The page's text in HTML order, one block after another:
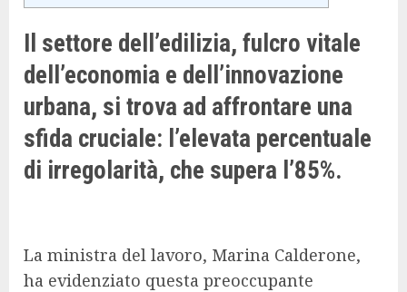
Il settore dell’edilizia, fulcro vitale
dell’economia e dell’innovazione
urbana, si trova ad affrontare una
sfida cruciale: l’elevata percentuale
di irregolarità, che supera l’85%.
La ministra del lavoro, Marina Calderone,
ha evidenziato questa preoccupante